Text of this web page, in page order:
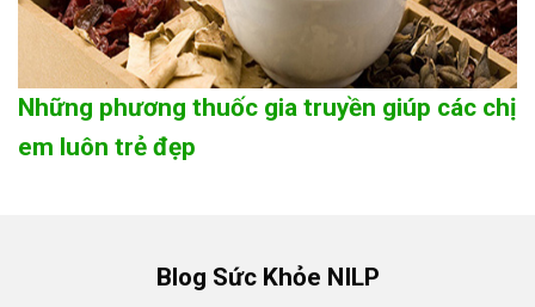
Những phương thuốc gia truyền giúp các chị
em luôn trẻ đẹp
Blog Sức Khỏe NILP